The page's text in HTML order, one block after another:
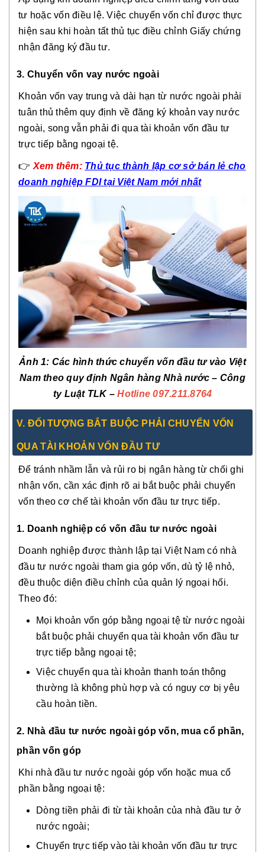
tư hoặc vốn điều lệ. Việc chuyển vốn chỉ được thực
hiện sau khi hoàn tất thủ tục điều chỉnh Giấy chứng
nhận đăng ký đầu tư.
3. Chuyển vốn vay nước ngoài
Khoản vốn vay trung và dài hạn từ nước ngoài phải
tuân thủ thêm quy định về đăng ký khoản vay nước
ngoài, song vẫn phải đi qua tài khoản vốn đầu tư
trực tiếp bằng ngoại tệ.
👉Xem thêm: Thủ tục thành lập cơ sở bán lẻ cho
doanh nghiệp FDI tại Việt Nam mới nhất
Ảnh 1: Các hình thức chuyển vốn đầu tư vào Việt
Nam theo quy định Ngân hàng Nhà nước – Công
ty Luật TLK –Hotline 097.211.8764
V. ĐỐI TƯỢNG BẮT BUỘC PHẢI CHUYỂN VỐN
QUA TÀI KHOẢN VỐN ĐẦU TƯ
Để tránh nhầm lẫn và rủi ro bị ngân hàng từ chối ghi
nhận vốn, cần xác định rõ ai bắt buộc phải chuyển
vốn theo cơ chế tài khoản vốn đầu tư trực tiếp.
1. Doanh nghiệp có vốn đầu tư nước ngoài
Doanh nghiệp được thành lập tại Việt Nam có nhà
đầu tư nước ngoài tham gia góp vốn, dù tỷ lệ nhỏ,
đều thuộc diện điều chỉnh của quản lý ngoại hối.
Theo đó:
Mọi khoản vốn góp bằng ngoại tệ từ nước ngoài
bắt buộc phải chuyển qua tài khoản vốn đầu tư
trực tiếp bằng ngoại tệ;
Việc chuyển qua tài khoản thanh toán thông
thường là không phù hợp và có nguy cơ bị yêu
cầu hoàn tiền.
2. Nhà đầu tư nước ngoài góp vốn, mua cổ phần,
phần vốn góp
Khi nhà đầu tư nước ngoài góp vốn hoặc mua cổ
phần bằng ngoại tệ:
Dòng tiền phải đi từ tài khoản của nhà đầu tư ở
nước ngoài;
Chuyển trực tiếp vào tài khoản vốn đầu tư trực